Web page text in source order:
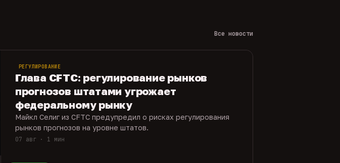
Все новости
РЕГУЛИРОВАНИЕ
Глава CFTC: регулирование рынков
прогнозов штатами угрожает
федеральному рынку
Майкл Селиг из CFTC предупредил о рисках регулирования
рынков прогнозов на уровне штатов.
07 авг · 1 мин